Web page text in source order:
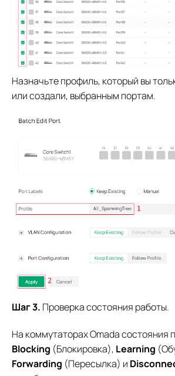
Назначьте профиль, который вы
или создали, выбранным портам.
Шаг 3. Проверка состояния работы.
На коммутаторах Omada состояния
Blocking (Блокировка), Learning
Forwarding (Пересылка) и